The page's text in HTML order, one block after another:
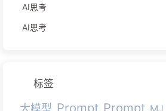
AI思考
AI思考
标签
大模型 Prompt Prompt MJ